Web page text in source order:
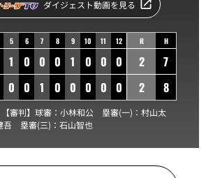
ダイジェスト動画を見る
5 6 7 8 9 10 11 12
1 0 0 0 1 0 0 0
0 0 1 0 0 0 0 0
R H
2
7
2
8
審判】球審： 小林和公 塁審(一)： 村山太
吾 塁審(三)： 石山智也